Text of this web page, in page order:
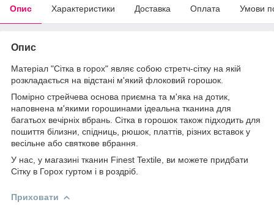
Опис Характеристики Доставка Оплата Умови
Опис
Матеріал "Сітка в горох" являє собою стретч-сітку на якій
розкладається на відстані м'який флоковий горошок.
Помірно стрейчева основа приємна та м'яка на дотик,
наповнена м'якими горошинами ідеальна тканина для
багатьох вечірніх вбрань. Сітка в горошок також підходить для
пошиття білизни, спідниць, рюшок, платтів, різних вставок у
весільне або святкове вбрання.
У нас, у магазині тканин Finest Textile, ви можете придбати
Сітку в Горох гуртом і в роздріб.
Приховати